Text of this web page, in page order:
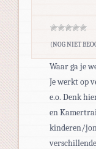
(NOG NIET
Waar ga je
Je werkt op
e.o. Denk
en
kinderen/